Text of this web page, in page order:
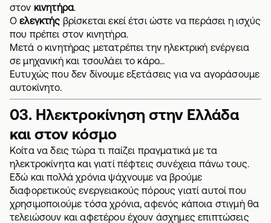
στον κινητήρα
Οελεγκτής βρίσκεται εκεί έτσι ώστε να περάσει η ισχύς
που πρέπει στον κινητήρα.
Μετά ο κινητήρας μετατρέπει την ηλεκτρική ενέργεια
σε μηχανική και τσουλάει το κάρο...
Ευτυχώς που δεν δίνουμε εξετάσεις για να αγοράσουμε
αυτοκίνητο.
03. Ηλεκτροκίνηση στην Ελλάδα
και στον κόσμο
Κοίτα να δεις τώρα τι παίζει πραγματικά με τα
ηλεκτροκίνητα και γιατί πέφτεις συνέχεια πάνω τους.
Εδώ και πολλά χρόνια ψάχνουμε να βρούμε
διαφορετικούς ενεργειακούς πόρους γιατί αυτοί που
χρησιμοποιούμε τόσα χρόνια, αφενός κάποια στιγμή θα
τελειώσουν και αφετέρου έχουν άσχημες επιπτώσεις